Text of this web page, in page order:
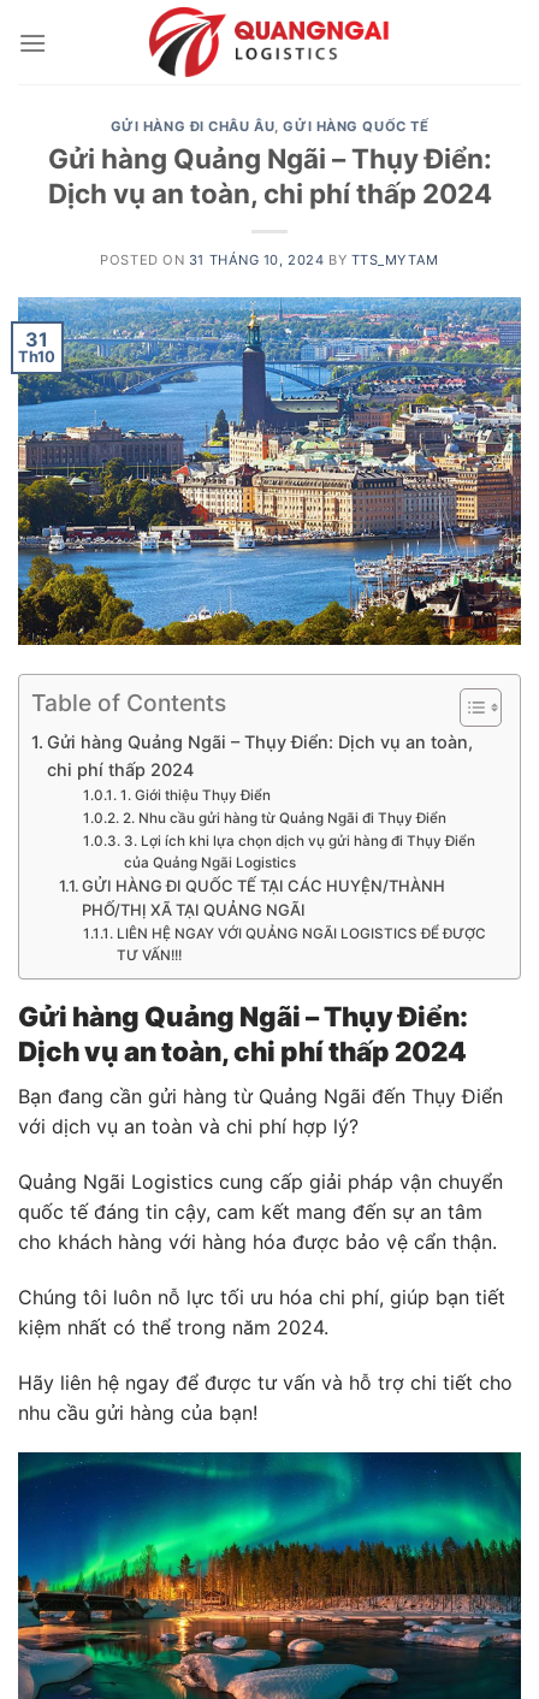
GỬI HÀNG ĐI CHÂU ÂU,GỬI HÀNG QUỐC TẾ
Gửi hàng Quảng Ngãi – Thụy Điển:
Dịch vụ an toàn, chi phí thấp 2024
POSTED ON 31 THÁNG 10, 2024 BY TTS_MYTAM
31
Th10
Table of Contents
Gửi hàng Quảng Ngãi – Thụy Điển: Dịch vụ an toàn,
chi phí thấp 2024
1. Giới thiệu Thụy Điển
2. Nhu cầu gửi hàng từ Quảng Ngãi đi Thụy Điển
3. Lợi ích khi lựa chọn dịch vụ gửi hàng đi Thụy Điển
của Quảng Ngãi Logistics
GỬI HÀNG ĐI QUỐC TẾ TẠI CÁC HUYỆN/THÀNH
PHỐ/THỊ XÃ TẠI QUẢNG NGÃI
LIÊN HỆ NGAY VỚI QUẢNG NGÃI LOGISTICS ĐỂ ĐƯỢC
TƯ VẤN!!!
Gửi hàng Quảng Ngãi – Thụy Điển:
Dịch vụ an toàn, chi phí thấp 2024
Bạn đang cần gửi hàng từ Quảng Ngãi đến Thụy Điển
với dịch vụ an toàn và chi phí hợp lý?
Quảng Ngãi Logistics cung cấp giải pháp vận chuyển
quốc tế đáng tin cậy, cam kết mang đến sự an tâm
cho khách hàng với hàng hóa được bảo vệ cẩn thận.
Chúng tôi luôn nỗ lực tối ưu hóa chi phí, giúp bạn tiết
kiệm nhất có thể trong năm 2024.
Hãy liên hệ ngay để được tư vấn và hỗ trợ chi tiết cho
nhu cầu gửi hàng của bạn!